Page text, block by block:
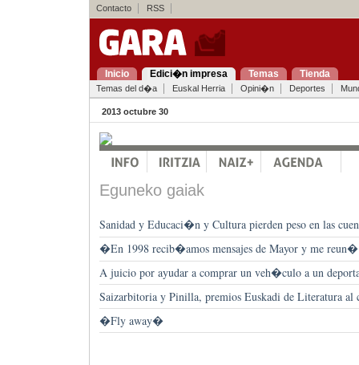
Contacto RSS
Inicio Edici�n impresa Temas Tienda
Temas del d�a Euskal Herria Opini�n Deportes
2013 octubre 30
Eguneko gaiak
Sanidad y Educaci�n y Cultura pierden peso en las
�En 1998 recib�amos mensajes de Mayor y me
A juicio por ayudar a comprar un veh�culo a un
Saizarbitoria y Pinilla, premios Euskadi de Literatura al
�Fly away�